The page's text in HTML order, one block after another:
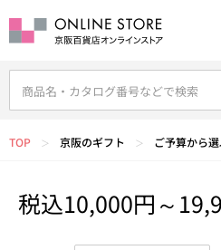
TOP ＞ 京阪のギフト ＞ ご予算から
税込10,000円～